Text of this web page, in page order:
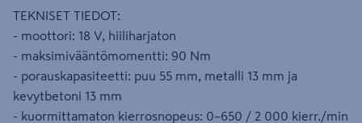
TEKNISET TIEDOT:
- moottori: 18 V, hiiliharjaton
- maksimivääntömomentti: 90 Nm
- porauskapasiteetti: puu 55 mm, metalli 13 mm ja
kevytbetoni 13 mm
- kuormittamaton kierrosnopeus: 0–650 / 2 000 kierr./min